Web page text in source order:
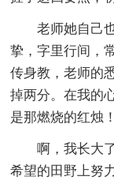
老师她自己
挚，字里行间，
传身教，老师的
掉两分。在我的
是那燃烧的红烛！
啊，我长大
希望的田野上努